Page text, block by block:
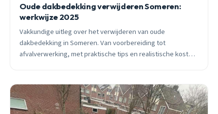
Oude dakbedekking verwijderen Someren:
werkwijze 2025
Vakkundige uitleg over het verwijderen van oude
dakbedekking in Someren. Van voorbereiding tot
afvalverwerking, met praktische tips en realistische kosten